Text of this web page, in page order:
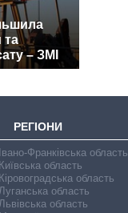
та
– ЗМІ
РЕГІОНИ
Івано-Франківська область
Київська область
Кіровоградська область
Луганська область
Львівська область